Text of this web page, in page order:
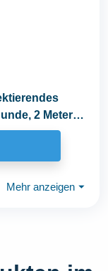
2 Meter
Mehr anzeigen ⏷